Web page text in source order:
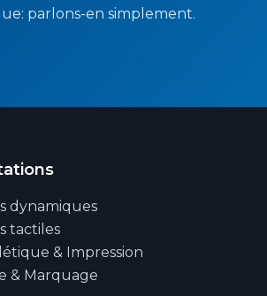
parlons-en simplement.
dynamiques
tactiles
& Impression
& Marquage